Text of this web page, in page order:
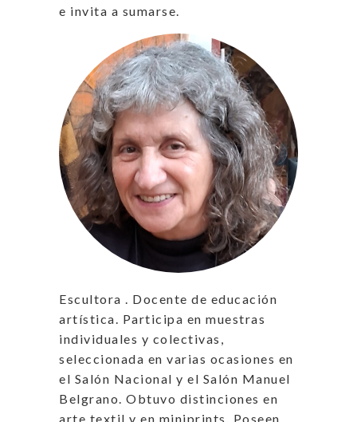
e invita a sumarse.
Escultora . Docente de educación
artística. Participa en muestras
individuales y colectivas,
seleccionada en varias ocasiones en
el Salón Nacional y el Salón Manuel
Belgrano. Obtuvo distinciones en
arte textil y en miniprints. Poseen